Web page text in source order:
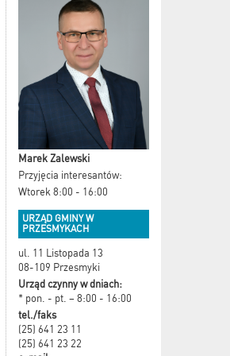
Marek Zalewski
Przyjęcia interesantów:
Wtorek 8:00 - 16:00
URZĄD GMINY W
PRZESMYKACH
ul. 11 Listopada 13
08-109 Przesmyki
Urząd czynny w dniach:
* pon. - pt. – 8:00 - 16:00
tel./faks
(25) 641 23 11
(25) 641 23 22